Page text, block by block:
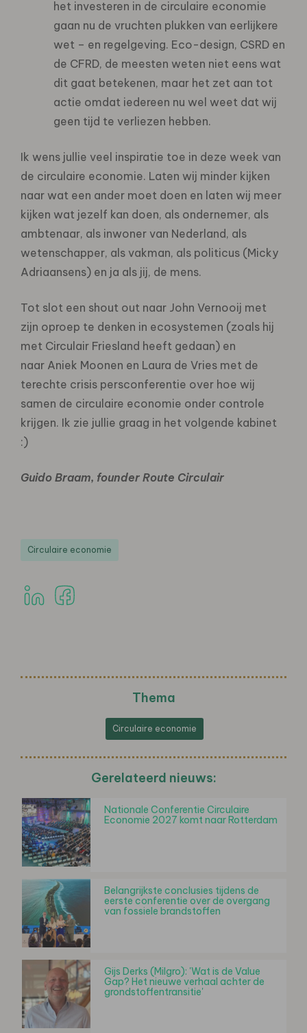
het investeren in de circulaire economie
gaan nu de vruchten plukken van eerlijkere
wet – en regelgeving. Eco-design, CSRD en
de CFRD, de meesten weten niet eens wat
dit gaat betekenen, maar het zet aan tot
actie omdat iedereen nu wel weet dat wij
geen tijd te verliezen hebben.
Ik wens jullie veel inspiratie toe in deze week van
de circulaire economie. Laten wij minder kijken
naar wat een ander moet doen en laten wij meer
kijken wat jezelf kan doen, als ondernemer, als
ambtenaar, als inwoner van Nederland, als
wetenschapper, als vakman, als politicus (Micky
Adriaansens) en ja als jij, de mens.
Tot slot een shout out naar John Vernooij met
zijn oproep te denken in ecosystemen (zoals hij
met Circulair Friesland heeft gedaan) en
naar Aniek Moonen en Laura de Vries met de
terechte crisis persconferentie over hoe wij
samen de circulaire economie onder controle
krijgen. Ik zie jullie graag in het volgende kabinet
:)
Guido Braam, founder Route Circulair
Circulaire economie
Thema
Circulaire economie
Gerelateerd nieuws:
Nationale Conferentie Circulaire
Economie 2027 komt naar Rotterdam
Belangrijkste conclusies tijdens de
eerste conferentie over de overgang
van fossiele brandstoffen
Gijs Derks (Milgro): 'Wat is de Value
Gap? Het nieuwe verhaal achter de
grondstoffentransitie'